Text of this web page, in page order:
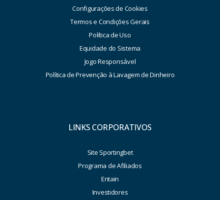
Configurações de Cookies
Termos e Condições Gerais
Política de Uso
Equidade do Sistema
Jogo Responsável
Política de Prevenção à Lavagem de Dinheiro
LINKS CORPORATIVOS
Site Sportingbet
Programa de Afiliados
Entain
Investidores